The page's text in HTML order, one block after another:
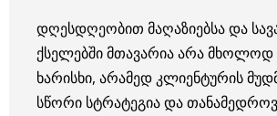
დღესდღეობით მაღაზიებსა და
ქსელებში მთავარია არა
ხარისხი, არამედ კლიენტურის
სწორი სტრატეგია და